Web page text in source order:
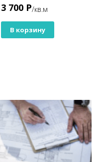
3 700 Р/кв.м
В корзину